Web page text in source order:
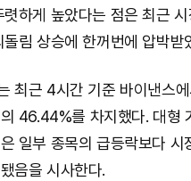
하게 높았다는 점은 최근
림 상승에 한꺼번에 압박받
최근 4시간 기준 바이낸스
46.44%를 차지했다. 대형
일부 종목의 급등락보다 시
음을 시사한다.